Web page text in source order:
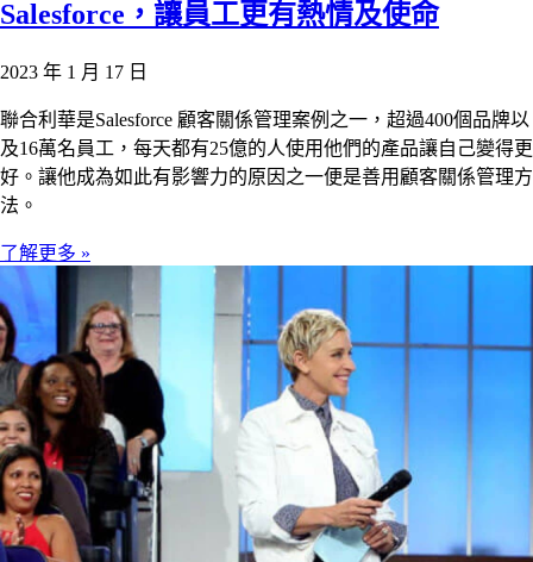
Salesforce，讓員工更有熱情及使命
2023 年 1 月 17 日
聯合利華是Salesforce 顧客關係管理案例之一，超過400個品牌以
及16萬名員工，每天都有25億的人使用他們的產品讓自己變得更
好。讓他成為如此有影響力的原因之一便是善用顧客關係管理方
法。
了解更多 »